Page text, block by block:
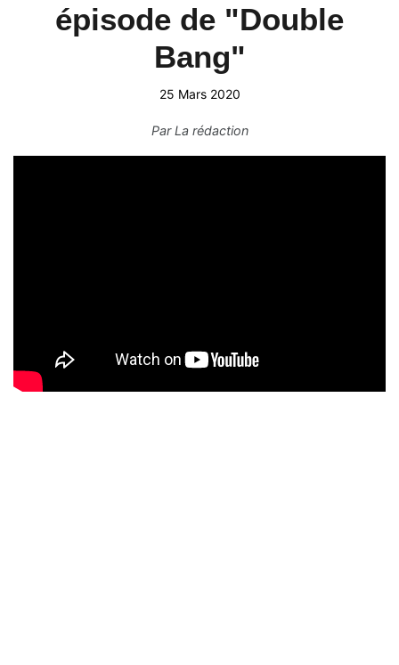
épisode de "Double
Bang"
25 Mars 2020
ParLa rédaction